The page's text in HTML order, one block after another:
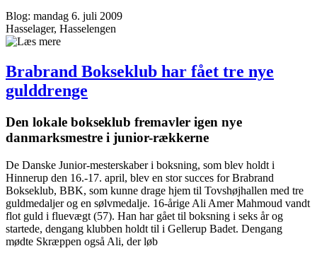
Blog: mandag 6. juli 2009
Hasselager, Hasselengen
Brabrand Bokseklub har fået tre nye
gulddrenge
Den lokale bokseklub fremavler igen nye
danmarksmestre i junior-rækkerne
De Danske Junior-mesterskaber i boksning, som blev holdt i
Hinnerup den 16.-17. april, blev en stor succes for Brabrand
Bokseklub, BBK, som kunne drage hjem til Tovshøjhallen med tre
guldmedaljer og en sølvmedalje. 16-årige Ali Amer Mahmoud vandt
flot guld i fluevægt (57). Han har gået til boksning i seks år og
startede, dengang klubben holdt til i Gellerup Badet. Dengang
mødte Skræppen også Ali, der løb